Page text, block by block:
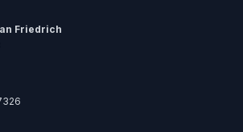
Friedrich